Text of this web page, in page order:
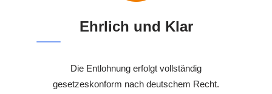
Ehrlich und Klar
Die Entlohnung erfolgt vollständig
gesetzeskonform nach deutschem Recht.